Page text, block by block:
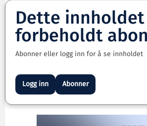
Dette
forbeholdt
Abonner eller logg inn for å se innholdet
Logg inn Abonner